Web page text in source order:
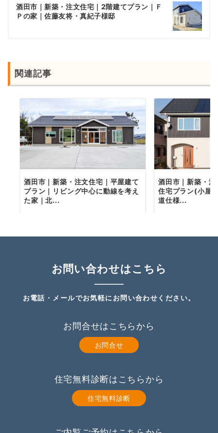
ゲ
シ
ン
酒田市｜新築・注文住宅｜2階建てプラン｜Ｆ
Ｐの家｜佐藤友将・真紀子様邸
関連記事
酒田市｜新築・注文住宅｜平屋建て
プラン｜リビング中心に動線を考え
た家｜北...
酒田市｜新築・
住宅プラン(小屋
道仕様...
お問い合わせはこちら
お電話・メールでお気軽にお問い合わせください。
お問合せはこちらから
お問合せ
住宅無料診断はこちらから
住宅無料診断